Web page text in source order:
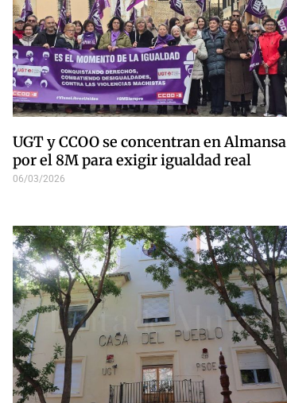
UGT y CCOO se concentran en Almansa
por el 8M para exigir igualdad real
06/03/2026